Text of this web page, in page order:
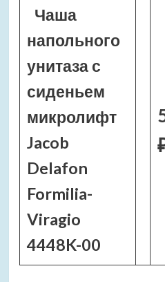
Чаша
напольного
унитаза с
сиденьем
микролифт
Jacob
Delafon
Formilia-
Viragio
4448K-00